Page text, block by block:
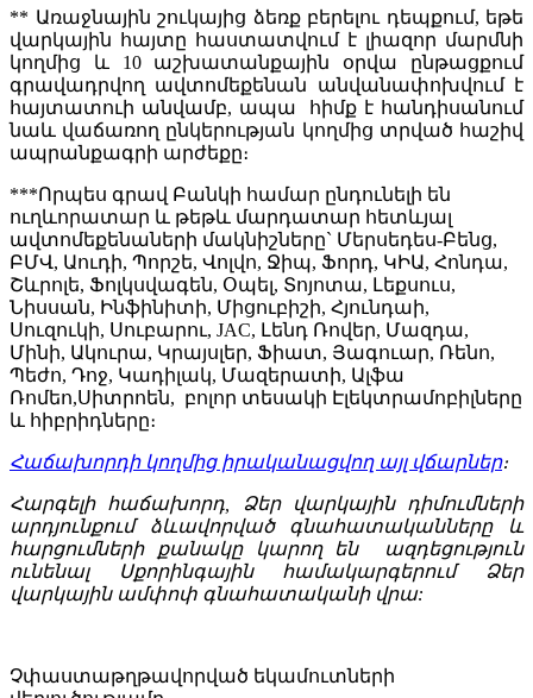
** Առաջնային շուկայից ձեռք բերելու դեպքում, եթե
վարկային հայտը հաստատվում է լիազոր մարմնի
կողմից և 10 աշխատանքային օրվա ընթացքում
գրավադրվող ավտոմեքենան անվանափոխվում է
հայտատուի անվամբ, ապա հիմք է հանդիսանում
նաև վաճառող ընկերության կողմից տրված հաշիվ
ապրանքագրի արժեքը։
***Որպես գրավ Բանկի համար ընդունելի են
ուղևորատար և թեթև մարդատար հետևյալ
ավտոմեքենաների մակնիշները` Մերսեդես-Բենց,
ԲՄՎ, Աուդի, Պորշե, Վոլվո, Ջիպ, Ֆորդ, ԿԻԱ, Հոնդա,
Շևրոլե, Ֆոլկսվագեն, Օպել, Տոյոտա, Լեքսուս,
Նիսսան, Ինֆինիտի, Միցուբիշի, Հյունդաի,
Սուզուկի, Սուբարու, JAC, Լենդ Ռովեր, Մազդա,
Մինի, Ակուրա, Կրայսլեր, Ֆիատ, Յագուար, Ռենո,
Պեժո, Դոջ, Կադիլակ, Մազերատի, Ալֆա
Ռոմեո,Սիտրոեն, բոլոր տեսակի Էլեկտրամոբիլները
և հիբրիդները։
Հաճախորդի կողմից իրականացվող այլ վճարներ։
Հարգելի հաճախորդ, Ձեր վարկային դիմումների
արդյունքում ձևավորված գնահատականները և
հարցումների քանակը կարող են ազդեցություն
ունենալ Սքորինգային համակարգերում Ձեր
վարկային ամփոփ գնահատականի վրա:
Չփաստաթղթավորված եկամուտների